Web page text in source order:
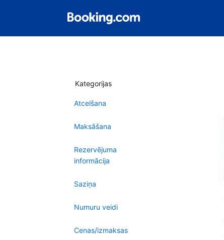
Kategorijas
Atcelšana
Maksāšana
Rezervējuma
informācija
Saziņa
Numuru veidi
Cenas/izmaksas